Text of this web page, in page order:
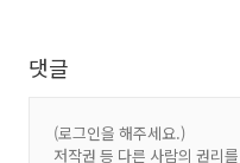
댓글